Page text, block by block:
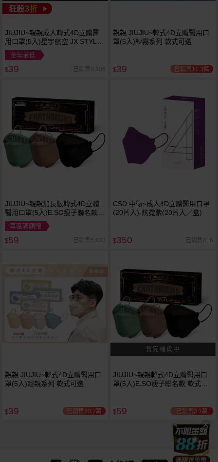
狂殺3折
JIUJIU~親親成人韓式4D立體醫
用口罩(5入)星宇航空 JX STYLE
制服系列 款式可選
全年最低
$39 已銷售9,806
親親 JIUJIU~韓式4D立體醫用口
罩(5入)紗霧系列 款式可選
$39 已銷售11.3萬
JIUJIU~親親加長版韓式4D立體
醫用口罩(5入)E.SO瘦子聯名款
款式可選
專區滿額贈
$59 已銷售5,833
CSD 中衛~成人4D立體醫用口罩
(20片入)-炫霓紫(20片入／盒)
$350 已銷售416
親親 JIUJIU~韓式4D立體醫用口
罩(5入)輕親系列 款式可選
$39 已銷售20.7萬
JIUJIU~親親韓式4D立體醫用口
罩(5入)E.SO瘦子聯名款 款式可
$59 已銷售3.1萬